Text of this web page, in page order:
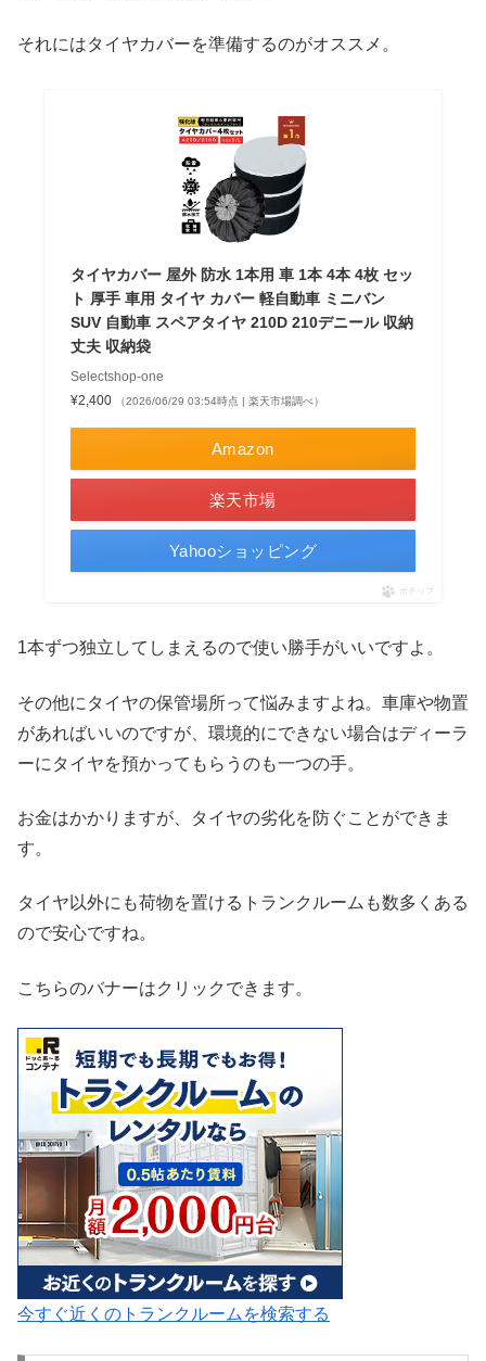
それにはタイヤカバーを準備するのがオススメ。
タイヤカバー 屋外 防水 1本用 車 1本 4本 4枚 セッ
ト 厚手 車用 タイヤ カバー 軽自動車 ミニバン
SUV 自動車 スペアタイヤ 210D 210デニール 収納
丈夫 収納袋
Selectshop-one
¥2,400
（2026/06/29 03:54時点 | 楽天市場調べ）
Amazon
楽天市場
Yahooショッピング
ポチップ
1本ずつ独立してしまえるので使い勝手がいいですよ。
その他にタイヤの保管場所って悩みますよね。車庫や物置
があればいいのですが、環境的にできない場合はディーラ
ーにタイヤを預かってもらうのも一つの手。
お金はかかりますが、タイヤの劣化を防ぐことができま
す。
タイヤ以外にも荷物を置けるトランクルームも数多くある
ので安心ですね。
こちらのバナーはクリックできます。
今すぐ近くのトランクルームを検索する